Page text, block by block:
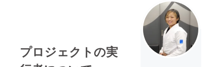
プロジェクトの実